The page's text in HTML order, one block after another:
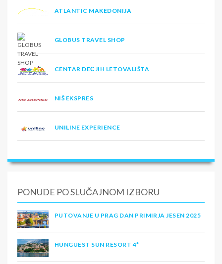
ATLANTIC MAKEDONIJA
GLOBUS TRAVEL SHOP
CENTAR DEČJIH LETOVALIŠTA
NIŠ EKSPRES
UNILINE EXPERIENCE
PONUDE PO SLUČAJNOM IZBORU
PUTOVANJE U PRAG DAN PRIMIRJA JESEN 2025
HUNGUEST SUN RESORT 4*